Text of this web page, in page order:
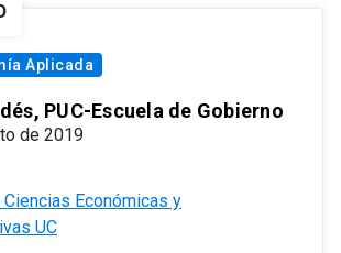
Aplicada
PUC-Escuela de Gobierno
de 2019
Ciencias Económicas y
UC